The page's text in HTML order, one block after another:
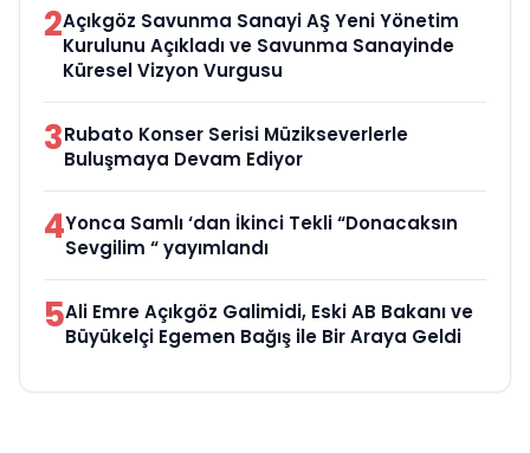
2Açıkgöz Savunma Sanayi AŞ Yeni Yönetim
Kurulunu Açıkladı ve Savunma Sanayinde
Küresel Vizyon Vurgusu
3Rubato Konser Serisi Müzikseverlerle
Buluşmaya Devam Ediyor
4Yonca Samlı ‘dan İkinci Tekli “Donacaksın
Sevgilim “ yayımlandı
5Ali Emre Açıkgöz Galimidi, Eski AB Bakanı ve
Büyükelçi Egemen Bağış ile Bir Araya Geldi